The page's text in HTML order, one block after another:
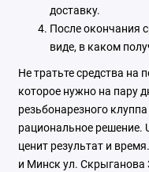
доставку.
После окончания
виде, в каком
Не тратьте средства на
которое нужно на пару
резьбонарезного
рациональное решение.
ценит результат и
и Минск ул.